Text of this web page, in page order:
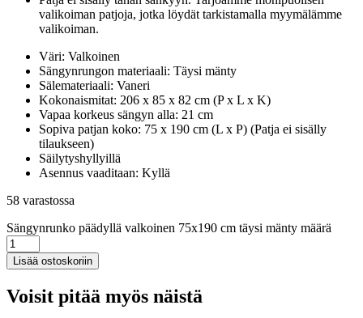
valikoiman patjoja, jotka löydät tarkistamalla myymälämme
valikoiman.
Väri: Valkoinen
Sängynrungon materiaali: Täysi mänty
Sälemateriaali: Vaneri
Kokonaismitat: 206 x 85 x 82 cm (P x L x K)
Vapaa korkeus sängyn alla: 21 cm
Sopiva patjan koko: 75 x 190 cm (L x P) (Patja ei sisälly
tilaukseen)
Säilytyshyllyillä
Asennus vaaditaan: Kyllä
58 varastossa
Sängynrunko päädyllä valkoinen 75x190 cm täysi mänty määrä
Lisää ostoskoriin
Voisit pitää myös näistä